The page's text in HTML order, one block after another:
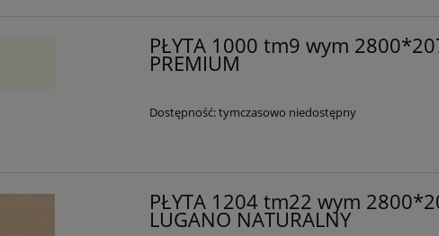
PŁYTA 1000 tm9 wym
PREMIUM
Dostępność:tymczasowo niedostępny
PŁYTA 1204 tm22 wym
LUGANO NATURALNY